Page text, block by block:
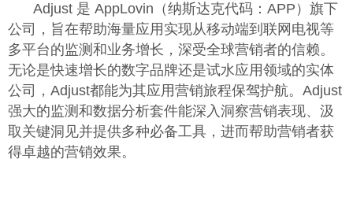
Adjust 是 AppLovin（纳斯达克代码：APP）旗下
公司，旨在帮助海量应用实现从移动端到联网电视等
多平台的监测和业务增长，深受全球营销者的信赖。
无论是快速增长的数字品牌还是试水应用领域的实体
公司，Adjust都能为其应用营销旅程保驾护航。Adjust
强大的监测和数据分析套件能深入洞察营销表现、汲
取关键洞见并提供多种必备工具，进而帮助营销者获
得卓越的营销效果。